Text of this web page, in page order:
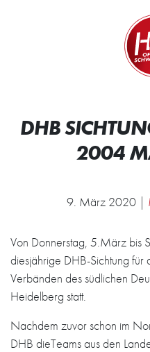
Zur
DHB
2004
9. März 2020 |
Von Donnerstag, 5.März
diesjährige DHB-Sichtung für
Verbänden des südlichen
Heidelberg statt.
Nachdem zuvor schon im
DHB dieTeams aus den